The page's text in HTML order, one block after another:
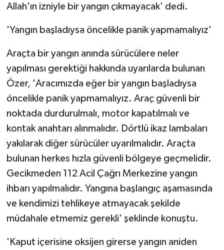
Allah'ın izniyle bir yangın çıkmayacak' dedi.
'Yangın başladıysa öncelikle panik yapmamalıyız'
Araçta bir yangın anında sürücülere neler
yapılması gerektiği hakkında uyarılarda bulunan
Özer, 'Aracımızda eğer bir yangın başladıysa
öncelikle panik yapmamalıyız. Araç güvenli bir
noktada durdurulmalı, motor kapatılmalı ve
kontak anahtarı alınmalıdır. Dörtlü ikaz lambaları
yakılarak diğer sürücüler uyarılmalıdır. Araçta
bulunan herkes hızla güvenli bölgeye geçmelidir.
Gecikmeden 112 Acil Çağrı Merkezine yangın
ihbarı yapılmalıdır. Yangına başlangıç aşamasında
ve kendimizi tehlikeye atmayacak şekilde
müdahale etmemiz gerekli' şeklinde konuştu.
'Kaput içerisine oksijen girerse yangın aniden